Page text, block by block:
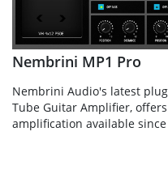
Nembrini MP1 Pro
Nembrini Audio's latest
Tube Guitar Amplifier,
amplification available